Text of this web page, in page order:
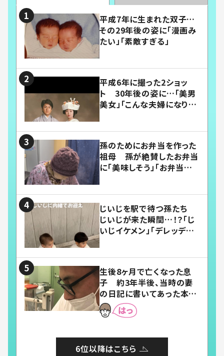
平成7年に生まれた双子…
その29年後の姿に「漫画み
たい」「素敵すぎる」
平成6年に撮った2ショッ
ト 30年後の姿に…「美男
美女」「こんな夫婦になりた
孫のためにお弁当を作った
祖母 孫が絶賛したお弁当
に「美味しそう」「お弁当すご
じいじを駅で待つ孫たち
じいじが来た瞬間…！？「じ
いじイケメン」「デレッデレ」
生後8ヶ月で亡くなった息
子 約3年半後、当時の妻
の日記に書いてあった本音
とは
6位以降はこちら